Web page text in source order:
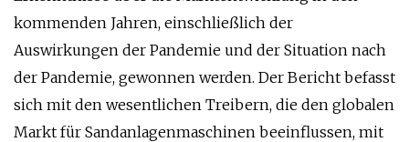
kommenden Jahren, einschließlich der
Auswirkungen der Pandemie und der Situation nach
der Pandemie, gewonnen werden. Der Bericht befasst
sich mit den wesentlichen Treibern, die den globalen
Markt für Sandanlagenmaschinen beeinflussen, mit